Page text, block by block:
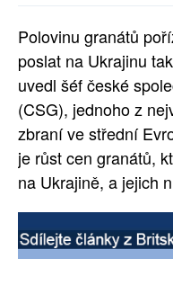
RUBRIKY
PLNÁ VERZE STRÁNEK
Polovinu granátů
poslat na Ukrajinu
uvedl šéf české
(CSG), jednoho z
zbraní ve střední
je růst cen granátů,
na Ukrajině, a jejich